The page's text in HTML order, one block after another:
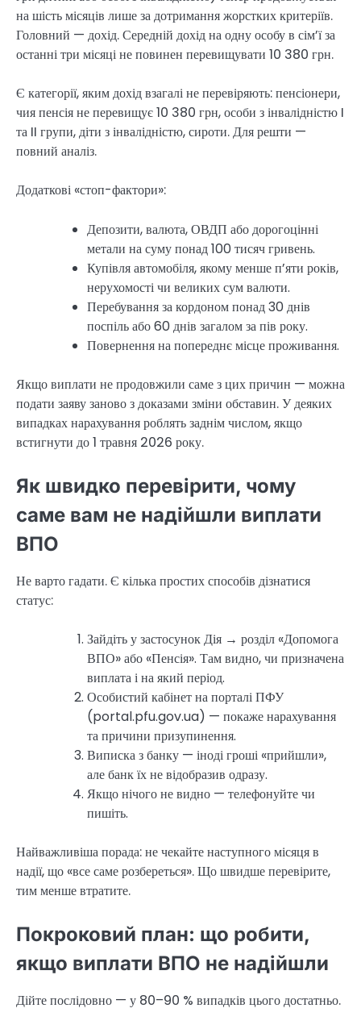
на шість місяців лише за дотримання жорстких критеріїв.
Головний — дохід. Середній дохід на одну особу в сім’ї за
останні три місяці не повинен перевищувати 10 380 грн.
Є категорії, яким дохід взагалі не перевіряють: пенсіонери,
чия пенсія не перевищує 10 380 грн, особи з інвалідністю I
та II групи, діти з інвалідністю, сироти. Для решти —
повний аналіз.
Додаткові «стоп-фактори»:
Депозити, валюта, ОВДП або дорогоцінні
метали на суму понад 100 тисяч гривень.
Купівля автомобіля, якому менше п’яти років,
нерухомості чи великих сум валюти.
Перебування за кордоном понад 30 днів
поспіль або 60 днів загалом за пів року.
Повернення на попереднє місце проживання.
Якщо виплати не продовжили саме з цих причин — можна
подати заяву заново з доказами зміни обставин. У деяких
випадках нарахування роблять заднім числом, якщо
встигнути до 1 травня 2026 року.
Як швидко перевірити, чому
саме вам не надійшли виплати
ВПО
Не варто гадати. Є кілька простих способів дізнатися
статус:
Зайдіть у застосунок Дія → розділ «Допомога
ВПО» або «Пенсія». Там видно, чи призначена
виплата і на який період.
Особистий кабінет на порталі ПФУ
(portal.pfu.gov.ua) — покаже нарахування
та причини призупинення.
Виписка з банку — іноді гроші «прийшли»,
але банк їх не відобразив одразу.
Якщо нічого не видно — телефонуйте чи
пишіть.
Найважливіша порада: не чекайте наступного місяця в
надії, що «все саме розбереться». Що швидше перевірите,
тим менше втратите.
Покроковий план: що робити,
якщо виплати ВПО не надійшли
Дійте послідовно — у 80–90 % випадків цього достатньо.